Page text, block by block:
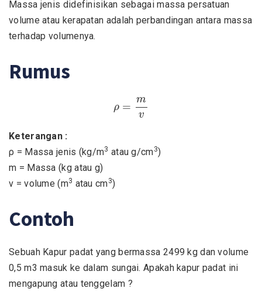
Massa jenis didefinisikan sebagai massa persatuan
volume atau kerapatan adalah perbandingan antara massa
terhadap volumenya.
Rumus
ρ =
m
v
mv
Keterangan :
ρ = Massa jenis (kg/m3 atau g/cm3)
m = Massa (kg atau g)
v = volume (m3 atau cm3)
Contoh
Sebuah Kapur padat yang bermassa 2499 kg dan volume
0,5 m3 masuk ke dalam sungai. Apakah kapur padat ini
mengapung atau tenggelam ?